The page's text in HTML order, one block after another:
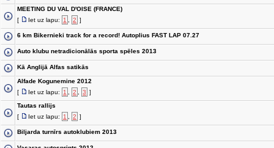
MEETING DU VAL D'OISE (FRANCE)
[
Iet uz lapu: 1 2 ]
6 km Bikernieki track for a record! Autoplius FAST LAP 07.27
Auto klubu netradicionālās sporta spēles 2013
Kā Anglijā Alfas satikās
Alfade Kogunemine 2012
[
Iet uz lapu: 1 2 3 ]
Tautas rallijs
[
Iet uz lapu: 1 2 ]
Biljarda turnīrs autoklubiem 2013